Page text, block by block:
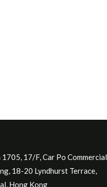
1705, 17/F, Car Po Commercial
18-20 Lyndhurst Terrace,
Hong Kong